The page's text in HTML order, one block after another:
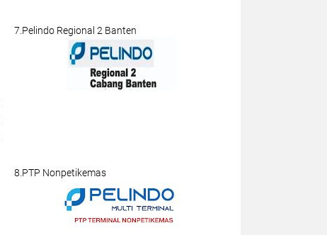
7.Pelindo Regional 2 Banten
8.PTP Nonpetikemas